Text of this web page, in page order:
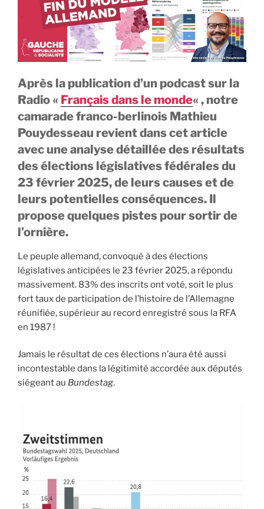
Après la publication d’un podcast sur la
Radio « Français dans le monde« , notre
camarade franco-berlinois Mathieu
Pouydesseau revient dans cet article
avec une analyse détaillée des résultats
des élections législatives fédérales du
23 février 2025, de leurs causes et de
leurs potentielles conséquences. Il
propose quelques pistes pour sortir de
l’ornière.
Le peuple allemand, convoqué à des élections
législatives anticipées le 23 février 2025, a répondu
massivement. 83% des inscrits ont voté, soit le plus
fort taux de participation de l’histoire de l’Allemagne
réunifiée, supérieur au record enregistré sous la RFA
en 1987 !
Jamais le résultat de ces élections n’aura été aussi
incontestable dans la légitimité accordée aux députés
siégeant au Bundestag.